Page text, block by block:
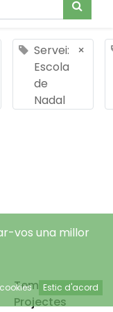
Servei:
Escola
de
Nadal
×
Temps Lliure
Projectes
vos una millor
Estic d'acord